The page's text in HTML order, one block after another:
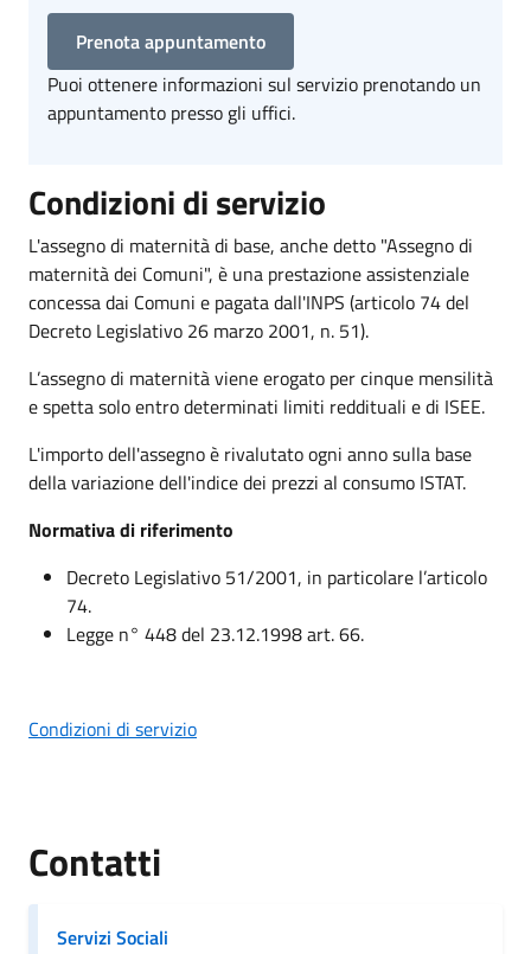
Prenota appuntamento
Puoi ottenere informazioni sul servizio prenotando un
appuntamento presso gli uffici.
Condizioni di servizio
L'assegno di maternità di base, anche detto "Assegno di
maternità dei Comuni", è una prestazione assistenziale
concessa dai Comuni e pagata dall'INPS (articolo 74 del
Decreto Legislativo 26 marzo 2001, n. 51).
L’assegnodi maternitàviene erogato percinque mensilità
espetta solo entro determinati limiti reddituali e di ISEE.
L'importo dell'assegno è rivalutato ogni annosulla base
della variazione dell'indice dei prezzi al consumo ISTAT.
Normativa di riferimento
Decreto Legislativo 51/2001, in particolare l’articolo
74.
Legge n° 448 del 23.12.1998art. 66.
Condizioni di servizio
Contatti
Servizi Sociali